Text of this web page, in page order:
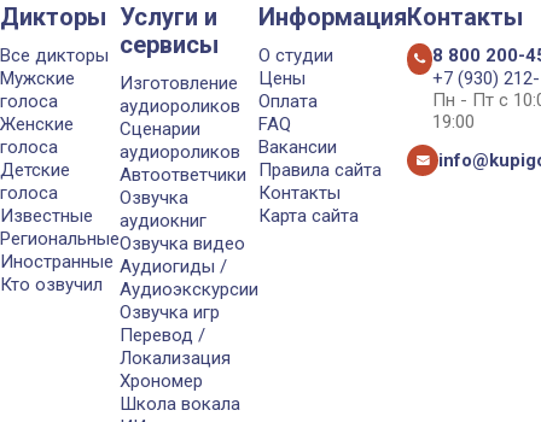
Дикторы
Все дикторы
Мужские
голоса
Женские
голоса
Детские
голоса
Известные
Региональные
Иностранные
Кто озвучил
Услуги и
сервисы
Изготовление
аудиороликов
Сценарии
аудиороликов
Автоответчики
Озвучка
аудиокниг
Озвучка видео
Аудиогиды /
Аудиоэкскурсии
Озвучка игр
Перевод /
Локализация
Хрономер
Школа вокала
Информация
О студии
Цены
Оплата
FAQ
Вакансии
Правила сайта
Контакты
Карта сайта
Контакты
8 800 200-
+7 (930)
Пн - Пт с
19:00